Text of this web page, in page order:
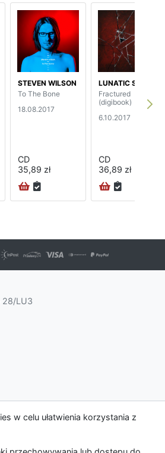
w celu ułatwienia korzystania z
STEVEN WILSON
To The Bone
18.08.2017
CD
35,89 zł
LUNATIC SOUL
Fractured
(digibook)
6.10.2017
CD
36,89 zł
28/LU3